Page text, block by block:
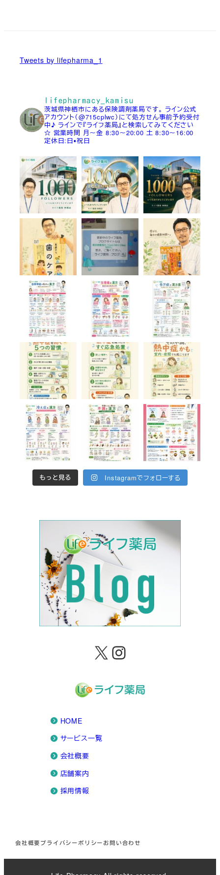
Tweets by lifepharma_1
lifepharmacy_kamisu
茨城県神栖市にある保険調剤薬局です。 ライン公式
アカウント（@715cplwc）にて処方せん事前予約受付
中♪ ラインで『ライフ薬局』と検索してみてください
☆ 営業時間 月～金 8:30～20:00 土 8:30～16:00
定休日:日▪祝日
もっと見る Instagramでフォローする
X Instagram
HOME
サービス一覧
会社概要
店舗案内
採用情報
会社概要 プライバシーポリシー お問い合わせ